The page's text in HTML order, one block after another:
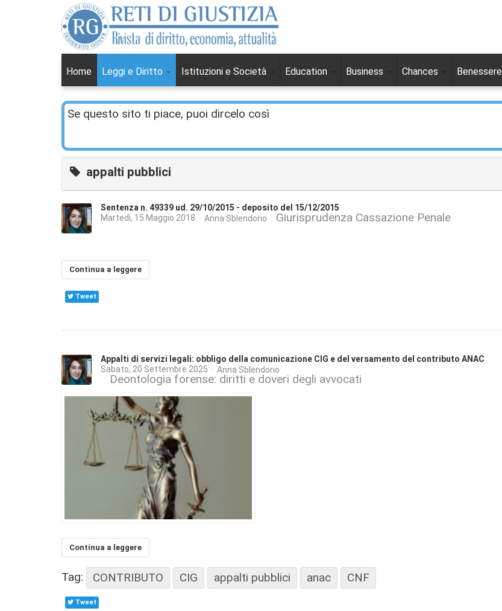
Home Leggi e Diritto Istituzioni e Società Education Business Chances Benessere
Se questo sito ti piace, puoi dircelo così
appalti pubblici
Sentenza n. 49339 ud. 29/10/2015 - deposito del 15/12/2015
Martedì, 15 Maggio 2018 Anna Sblendorio Giurisprudenza Cassazione Penale
Continua a leggere
Tweet
Appalti di servizi legali: obbligo della comunicazione CIG e del versamento del contributo ANAC
Sabato, 20 Settembre 2025 Anna Sblendorio
Deontologia forense: diritti e doveri degli avvocati
Continua a leggere
Tag: CONTRIBUTO CIG appalti pubblici anac CNF
Tweet